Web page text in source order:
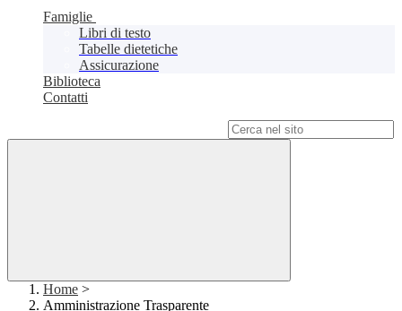
Famiglie
Libri di testo
Tabelle dietetiche
Assicurazione
Biblioteca
Contatti
Home >
Amministrazione Trasparente